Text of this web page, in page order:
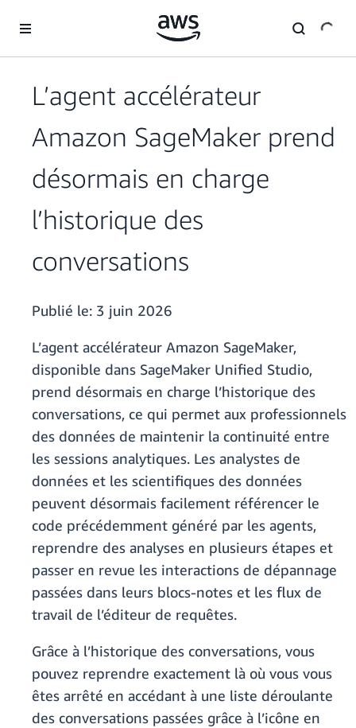
L’agent accélérateur
Amazon SageMaker prend
désormais en charge
l’historique des
conversations
Publié le: 3 juin 2026
L’agent accélérateur Amazon SageMaker,
disponible dans SageMaker Unified Studio,
prend désormais en charge l’historique des
conversations, ce qui permet aux professionnels
des données de maintenir la continuité entre
les sessions analytiques. Les analystes de
données et les scientifiques des données
peuvent désormais facilement référencer le
code précédemment généré par les agents,
reprendre des analyses en plusieurs étapes et
passer en revue les interactions de dépannage
passées dans leurs blocs-notes et les flux de
travail de l’éditeur de requêtes.
Grâce à l’historique des conversations, vous
pouvez reprendre exactement là où vous vous
êtes arrêté en accédant à une liste déroulante
des conversations passées grâce à l’icône en